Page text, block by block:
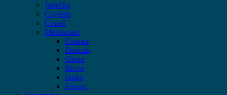
Jamaika
Cayleen
Conall
Memoriam
Connor
Duncan
Glenn
Brave
Janka
Zsazsa